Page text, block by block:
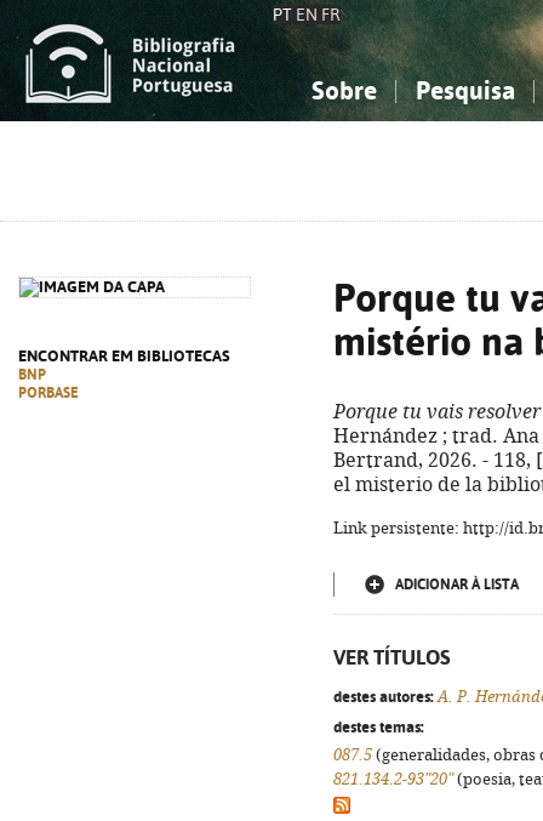
PT EN FR
Sobre Pesquisa
ENCONTRAR EM BIBLIOTECAS
BNP
PORBASE
Porque tu
mistério na
Porque tu vais
Hernández ; trad. Ana
Bertrand, 2026. - 118,
el misterio de la
Link persistente: http://
ADICIONAR À LISTA
VER TÍTULOS
destes autores: A. P.
destes temas:
087.5 (generalidades,
821.134.2-93"20"(poesia,